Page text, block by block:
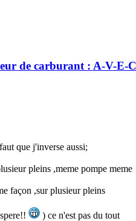
de carburant : A-V-E-C
que j'inverse aussi;
pleins ,meme pompe meme
façon ,sur plusieur pleins
) ce n'est pas du tout